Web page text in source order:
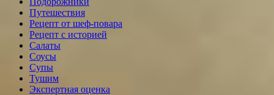
Путешествия
Рецепт от шеф-повара
Рецепт с историей
Салаты
Соусы
Супы
Тушим
Экспертная оценка